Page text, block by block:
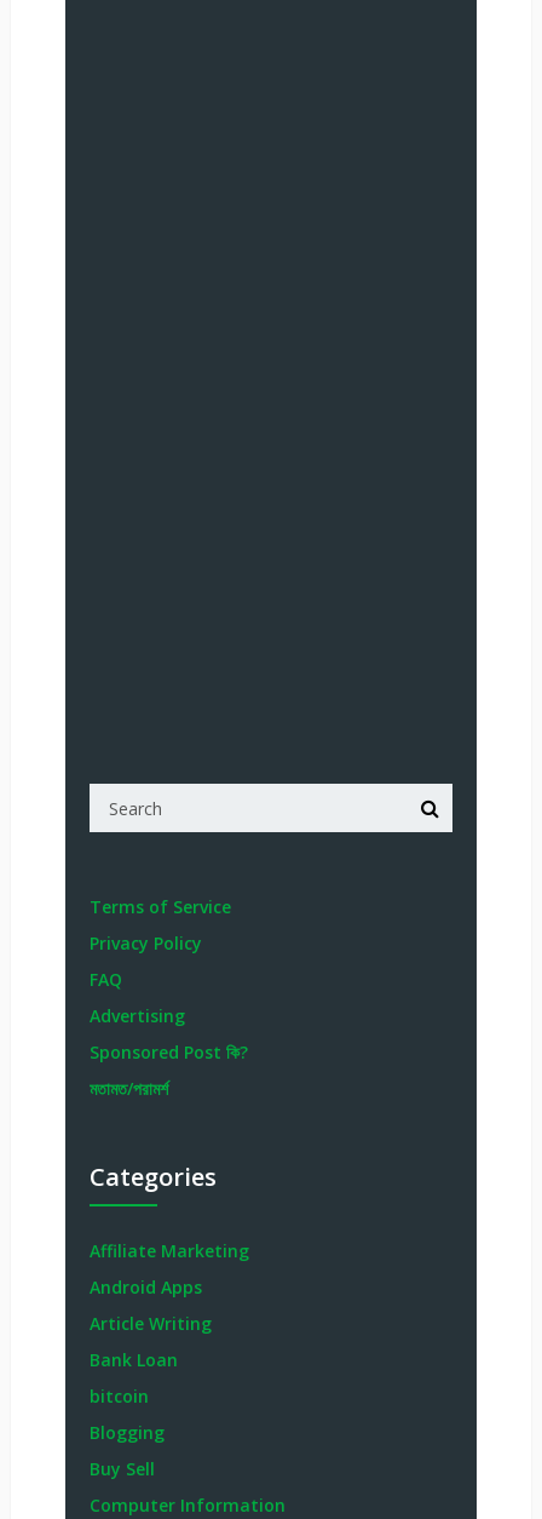
Terms of Service
Privacy Policy
FAQ
Advertising
Sponsored Post কি?
মতামত/পরামর্শ
Categories
Affiliate Marketing
Android Apps
Article Writing
Bank Loan
bitcoin
Blogging
Buy Sell
Computer Information